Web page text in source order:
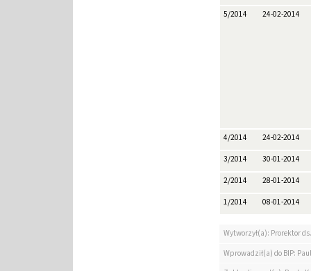
5/2014 24-02-2014
4/2014 24-02-2014
3/2014 30-01-2014
2/2014 28-01-2014
1/2014 08-01-2014
Wytworzył(a): Prorektor
Wprowadził(a) do BIP: